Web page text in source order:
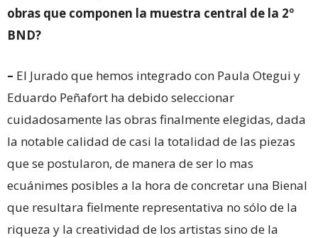
obras que componen la muestra central de la 2º
BND?
– El Jurado que hemos integrado con Paula Otegui y
Eduardo Peñafort ha debido seleccionar
cuidadosamente las obras finalmente elegidas, dada
la notable calidad de casi la totalidad de las piezas
que se postularon, de manera de ser lo mas
ecuánimes posibles a la hora de concretar una Bienal
que resultara fielmente representativa no sólo de la
riqueza y la creatividad de los artistas sino de la